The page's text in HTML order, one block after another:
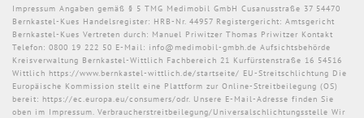
Impressum Angaben gemäß § 5 TMG Medimobil GmbH Cusanusstraße 37 54470
Bernkastel-Kues Handelsregister: HRB-Nr. 44957 Registergericht: Amtsgericht
Bernkastel-Kues Vertreten durch: Manuel Priwitzer Thomas Priwitzer Kontakt
Telefon: 0800 19 222 50 E-Mail: info@medimobil-gmbh.de Aufsichtsbehörde
Kreisverwaltung Bernkastel-Wittlich Fachbereich 21 Kurfürstenstraße 16 54516
Wittlich https://www.bernkastel-wittlich.de/startseite/ EU-Streitschlichtung Die
Europäische Kommission stellt eine Plattform zur Online-Streitbeilegung (OS)
bereit: https://ec.europa.eu/consumers/odr. Unsere E-Mail-Adresse finden Sie
oben im Impressum. Verbraucherstreitbeilegung/Universalschlichtungsstelle Wir